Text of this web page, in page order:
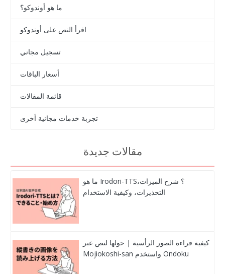
ما هو أوندوكو؟
اقرأ النص على أوندوكو
تسجيل مجاني
أسعار الباقات
قائمة المقالات
تجربة خدمات مجانية أخرى
مقالات جديدة
ما هو Irodori-TTS؟ شرح الميزات،
التحذيرات، وكيفية الاستخدام
كيفية قراءة الصور الرأسية | حولها لنص عبر
Mojiokoshi-san واستخدم Ondoku